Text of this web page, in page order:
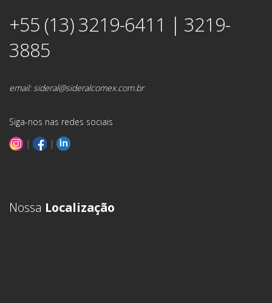
+55 (13) 3219-6411 | 3219-
3885
email:sideral@sideralcomex.com.br
Siga-nos nas redes sociais
|
|
Nossa Localização